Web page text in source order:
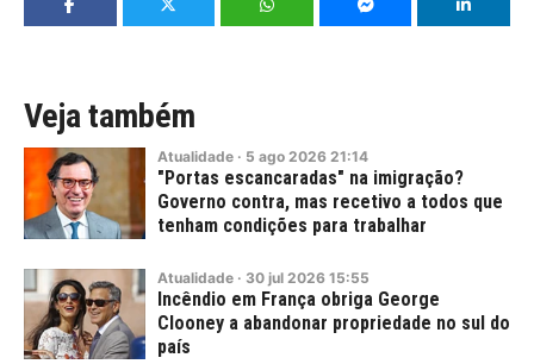
Veja também
Atualidade · 5 ago 2026 21:14
"Portas escancaradas" na imigração?
Governo contra, mas recetivo a todos que
tenham condições para trabalhar
Atualidade · 30 jul 2026 15:55
Incêndio em França obriga George
Clooney a abandonar propriedade no sul do
país